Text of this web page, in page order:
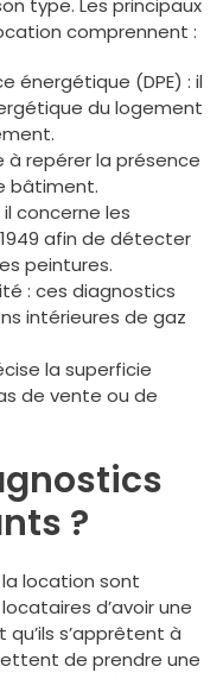
type. Les principaux
comprennent :
énergétique (DPE) : il
du logement
à repérer la présence
bâtiment.
concerne les
afin de détecter
peintures.
: ces diagnostics
intérieures de gaz
la superficie
de vente ou de
?
location sont
d’avoir une
s’apprêtent à
de prendre une